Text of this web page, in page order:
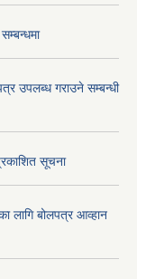
उपलब्ध गराउने सम्बन्धी
सूचना
लागि बोलपत्र आव्हान